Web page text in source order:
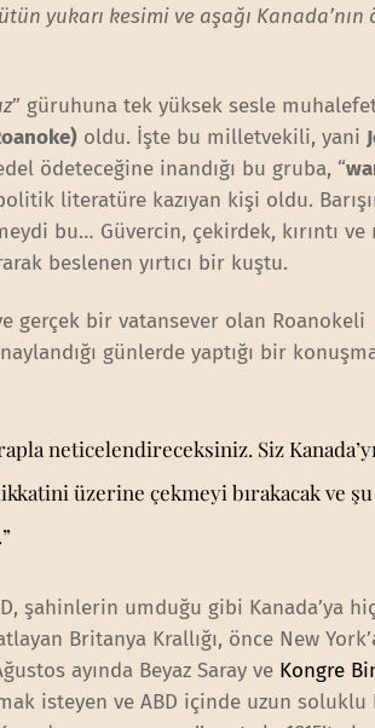
yukarı kesimi ve aşağı Kanada’nın
” güruhuna tek yüksek sesle
oldu. İşte bu milletvekili, yani
ödeteceğine inandığı bu gruba, “
literatüre kazıyan kişi oldu.
bu… Güvercin, çekirdek, kırıntı ve
beslenen yırtıcı bir kuştu.
gerçek bir vatansever olan Roanokeli
günlerde yaptığı bir
neticelendireceksiniz. Siz Kanada’yı
üzerine çekmeyi bırakacak ve şu
şahinlerin umduğu gibi Kanada’ya
Britanya Krallığı, önce New
ayında Beyaz Saray ve Kongre
isteyen ve ABD içinde uzun soluklu